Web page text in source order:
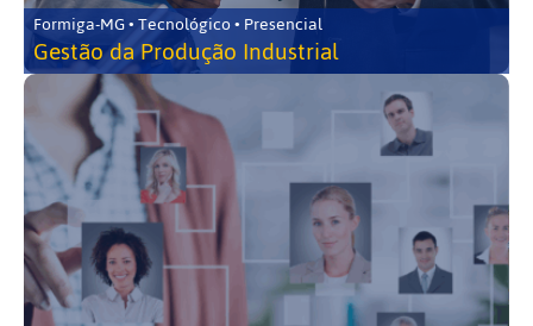
Formiga-MG • Tecnológico • Presencial
Gestão da Produção Industrial